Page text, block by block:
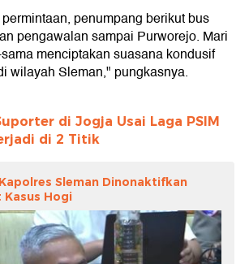
penumpang berikut bus
pengawalan sampai Purworejo. Mari
menciptakan suasana kondusif
wilayah Sleman," pungkasnya.
di Jogja Usai Laga PSIM
di 2 Titik
Sleman Dinonaktifkan
Kasus Hogi